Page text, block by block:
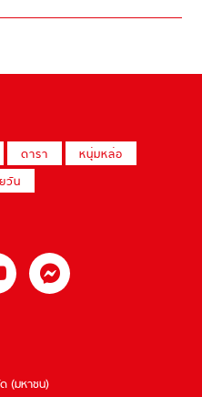
ดารา
หนุ่มหล่อ
วัน
(มหาชน)